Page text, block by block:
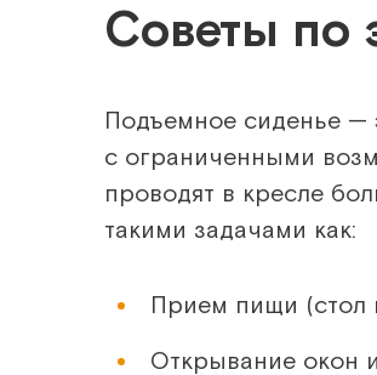
Советы по
Подъемное сиденье —
с ограниченными
проводят в кресле
такими задачами как:
Прием пищи (стол
Открывание окон